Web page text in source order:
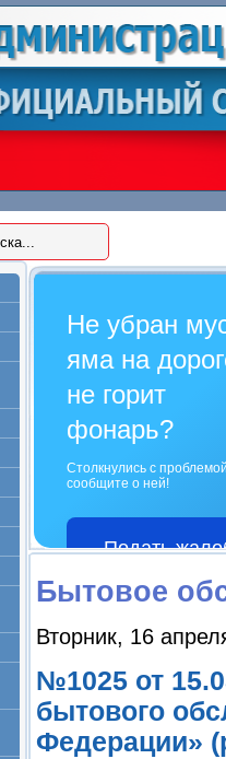
Не убран
яма на
не горит
фонарь?
Столкнулись с
сообщите о ней!
Подать
Бытовое
Вторник, 16
№1025 от
бытового
Федерации»